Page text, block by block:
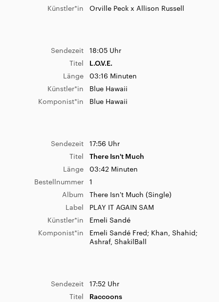
Künstler*in
Orville Peck x Allison Russell
Sendezeit
18:05 Uhr
Titel
L.O.V.E.
Länge
03:16 Minuten
Künstler*in
Blue Hawaii
Komponist*in
Blue Hawaii
Sendezeit
17:56 Uhr
Titel
There Isn't Much
Länge
03:42 Minuten
Bestellnummer
1
Album
There Isn't Much (Single)
Label
PLAY IT AGAIN SAM
Künstler*in
Emeli Sandé
Komponist*in
Emeli Sandé Fred; Khan, Shahid;
Ashraf, ShakilBall
Sendezeit
17:52 Uhr
Titel
Raccoons